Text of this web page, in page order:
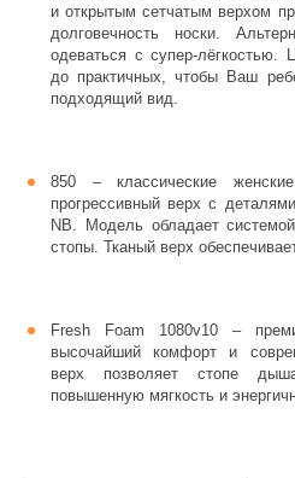
и открытым сетчатым верхом
долговечность носки.
одеваться с супер-лёгкостью.
до практичных, чтобы Ваш
подходящий вид.
850 – классические
прогрессивный верх с
NB. Модель обладает
стопы. Тканый верх
Fresh Foam 1080v10 –
высочайший комфорт и
верх позволяет стопе
повышенную мягкость и